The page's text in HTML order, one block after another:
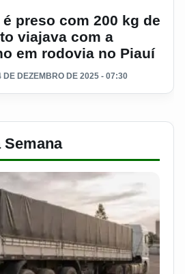
preso com 200 kg de
viajava com a
em rodovia no Piauí
DE DEZEMBRO DE 2025 - 07:30
Semana